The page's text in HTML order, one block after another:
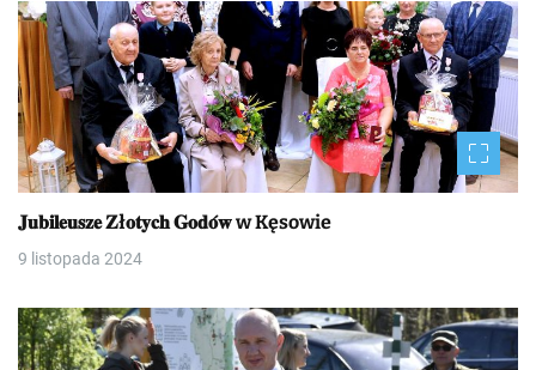
𝐉𝐮𝐛𝐢𝐥𝐞𝐮𝐬𝐳𝐞 𝐙ł𝐨𝐭𝐲𝐜𝐡 𝐆𝐨𝐝𝐨́𝐰 w Kęsowie
9 listopada 2024